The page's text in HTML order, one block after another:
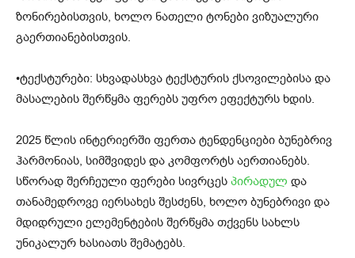
ზონირებისთვის, ხოლო ნათელი ტონები ვიზუალური
გაერთიანებისთვის.
•ტექსტურები: სხვადასხვა ტექსტურის ქსოვილებისა და
მასალების შერწყმა ფერებს უფრო ეფექტურს ხდის.
2025 წლის ინტერიერში ფერთა ტენდენციები ბუნებრივ
ჰარმონიას, სიმშვიდეს და კომფორტს აერთიანებს.
სწორად შერჩეული ფერები სივრცეს პირადულ და
თანამედროვე იერსახეს შესძენს, ხოლო ბუნებრივი და
მდიდრული ელემენტების შერწყმა თქვენს სახლს
უნიკალურ ხასიათს შემატებს.